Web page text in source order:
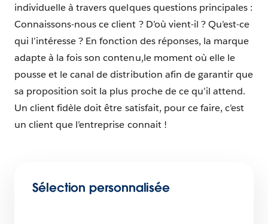
individuelle à travers quelques questions principales :
Connaissons-nous ce client ? D’où vient-il ? Qu’est-ce
qui l’intéresse ? En fonction des réponses, la marque
adapte à la fois son contenu,le moment où elle le
pousse et le canal de distribution afin de garantir que
sa proposition soit la plus proche de ce qu’il attend.
Un client fidèle doit être satisfait, pour ce faire, c’est
un client que l’entreprise connait !
Sélection personnalisée